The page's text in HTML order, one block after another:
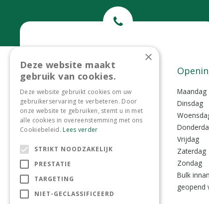
0299-372465
Contact
Tuincentrum Lokkemientje
Lokkemientjesweg 1
1135 VZ Edam
info@lokkemientje.nl
Maandag
Dinsdag
Vrijdag
Zaterdag
Zondag
Bulk
geopend
×
Deze website maakt
gebruik van cookies.
Deze website gebruikt cookies om uw
gebruikerservaring te verbeteren. Door
onze website te gebruiken, stemt u in met
alle cookies in overeenstemming met ons
Cookiebeleid. Lees verder
STRIKT NOODZAKELIJK
PRESTATIE
TARGETING
NIET-GECLASSIFICEERD